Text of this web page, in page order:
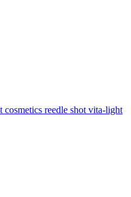
reedle shot vita-light